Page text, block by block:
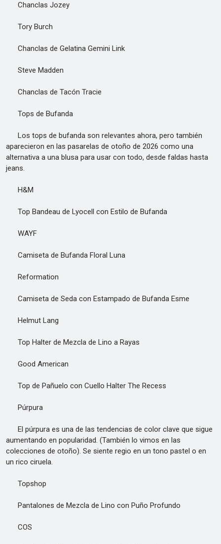
Chanclas Jozey
Tory Burch
Chanclas de Gelatina Gemini Link
Steve Madden
Chanclas de Tacón Tracie
Tops de Bufanda
Los tops de bufanda son relevantes ahora, pero también
aparecieron en las pasarelas de otoño de 2026 como una
alternativa a una blusa para usar con todo, desde faldas hasta
jeans.
H&M
Top Bandeau de Lyocell con Estilo de Bufanda
WAYF
Camiseta de Bufanda Floral Luna
Reformation
Camiseta de Seda con Estampado de Bufanda Esme
Helmut Lang
Top Halter de Mezcla de Lino a Rayas
Good American
Top de Pañuelo con Cuello Halter The Recess
Púrpura
El púrpura es una de las tendencias de color clave que sigue
aumentando en popularidad. (También lo vimos en las
colecciones de otoño). Se siente regio en un tono pastel o en
un rico ciruela.
Topshop
Pantalones de Mezcla de Lino con Puño Profundo
COS